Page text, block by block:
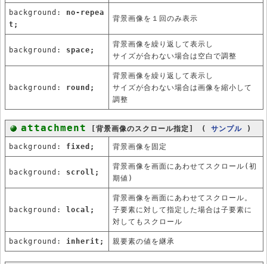
background: no-repea
t;
背景画像を１回のみ表示
background: space;
背景画像を繰り返して表示し
サイズが合わない場合は空白で調整
background: round;
背景画像を繰り返して表示し
サイズが合わない場合は画像を縮小して
調整
attachment [背景画像のスクロール指定] ( サンプル )
background: fixed; 背景画像を固定
background: scroll;
背景画像を画面にあわせてスクロール(初
期値)
background: local;
背景画像を画面にあわせてスクロール。
子要素に対して指定した場合は子要素に
対してもスクロール
background: inherit; 親要素の値を継承